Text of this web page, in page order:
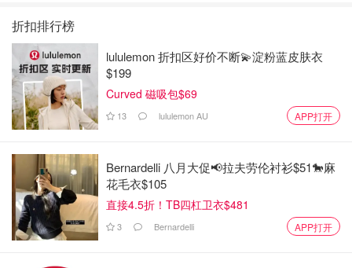
折扣排行榜
lululemon 折扣区好价不断💫淀粉蓝皮肤衣
$199
Curved 磁吸包$69
13 lululemon AU APP打开
Bernardelli 八月大促📢拉夫劳伦衬衫$51🐎麻
花毛衣$105
直接4.5折！TB四杠卫衣$481
3 Bernardelli APP打开